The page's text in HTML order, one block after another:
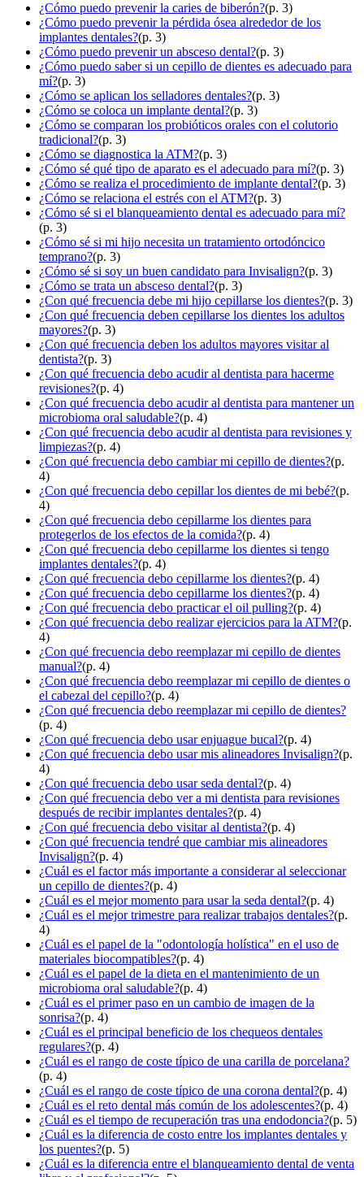
¿Cómo puedo prevenir la caries de biberón?(p. 3)
¿Cómo puedo prevenir la pérdida ósea alrededor de los
implantes dentales?(p. 3)
¿Cómo puedo prevenir un absceso dental?(p. 3)
¿Cómo puedo saber si un cepillo de dientes es adecuado para
mí?(p. 3)
¿Cómo se aplican los selladores dentales?(p. 3)
¿Cómo se coloca un implante dental?(p. 3)
¿Cómo se comparan los probióticos orales con el colutorio
tradicional?(p. 3)
¿Cómo se diagnostica la ATM?(p. 3)
¿Cómo sé qué tipo de aparato es el adecuado para mí?(p. 3)
¿Cómo se realiza el procedimiento de implante dental?(p. 3)
¿Cómo se relaciona el estrés con el ATM?(p. 3)
¿Cómo sé si el blanqueamiento dental es adecuado para mí?
(p. 3)
¿Cómo sé si mi hijo necesita un tratamiento ortodóncico
temprano?(p. 3)
¿Cómo sé si soy un buen candidato para Invisalign?(p. 3)
¿Cómo se trata un absceso dental?(p. 3)
¿Con qué frecuencia debe mi hijo cepillarse los dientes?(p. 3)
¿Con qué frecuencia deben cepillarse los dientes los adultos
mayores?(p. 3)
¿Con qué frecuencia deben los adultos mayores visitar al
dentista?(p. 3)
¿Con qué frecuencia debo acudir al dentista para hacerme
revisiones?(p. 4)
¿Con qué frecuencia debo acudir al dentista para mantener un
microbioma oral saludable?(p. 4)
¿Con qué frecuencia debo acudir al dentista para revisiones y
limpiezas?(p. 4)
¿Con qué frecuencia debo cambiar mi cepillo de dientes?(p.
4)
¿Con qué frecuencia debo cepillar los dientes de mi bebé?(p.
4)
¿Con qué frecuencia debo cepillarme los dientes para
protegerlos de los efectos de la comida?(p. 4)
¿Con qué frecuencia debo cepillarme los dientes si tengo
implantes dentales?(p. 4)
¿Con qué frecuencia debo cepillarme los dientes?(p. 4)
¿Con qué frecuencia debo cepillarme los dientes?(p. 4)
¿Con qué frecuencia debo practicar el oil pulling?(p. 4)
¿Con qué frecuencia debo realizar ejercicios para la ATM?(p.
4)
¿Con qué frecuencia debo reemplazar mi cepillo de dientes
manual?(p. 4)
¿Con qué frecuencia debo reemplazar mi cepillo de dientes o
el cabezal del cepillo?(p. 4)
¿Con qué frecuencia debo reemplazar mi cepillo de dientes?
(p. 4)
¿Con qué frecuencia debo usar enjuague bucal?(p. 4)
¿Con qué frecuencia debo usar mis alineadores Invisalign?(p.
4)
¿Con qué frecuencia debo usar seda dental?(p. 4)
¿Con qué frecuencia debo ver a mi dentista para revisiones
después de recibir implantes dentales?(p. 4)
¿Con qué frecuencia debo visitar al dentista?(p. 4)
¿Con qué frecuencia tendré que cambiar mis alineadores
Invisalign?(p. 4)
¿Cuál es el factor más importante a considerar al seleccionar
un cepillo de dientes?(p. 4)
¿Cuál es el mejor momento para usar la seda dental?(p. 4)
¿Cuál es el mejor trimestre para realizar trabajos dentales?(p.
4)
¿Cuál es el papel de la "odontología holística" en el uso de
materiales biocompatibles?(p. 4)
¿Cuál es el papel de la dieta en el mantenimiento de un
microbioma oral saludable?(p. 4)
¿Cuál es el primer paso en un cambio de imagen de la
sonrisa?(p. 4)
¿Cuál es el principal beneficio de los chequeos dentales
regulares?(p. 4)
¿Cuál es el rango de coste típico de una carilla de porcelana?
(p. 4)
¿Cuál es el rango de coste típico de una corona dental?(p. 4)
¿Cuál es el reto dental más común de los adolescentes?(p. 4)
¿Cuál es el tiempo de recuperación tras una endodoncia?(p. 5)
¿Cuál es la diferencia de costo entre los implantes dentales y
los puentes?(p. 5)
¿Cuál es la diferencia entre el blanqueamiento dental de venta